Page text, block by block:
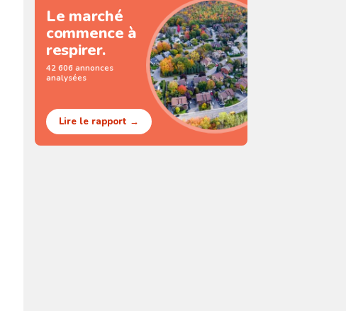
Le marché
commence à
respirer.
42 606 annonces
analysées
Lire le rapport →